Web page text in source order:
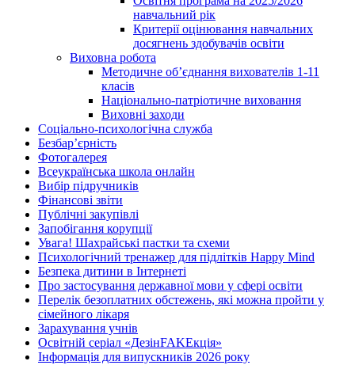
навчальний рік
Критерії оцінювання навчальних
досягнень здобувачів освіти
Виховна робота
Методичне об’єднання вихователів 1-11
класів
Національно-патріотичне виховання
Виховні заходи
Соціально-психологічна служба
Безбар’єрність
Фотогалерея
Всеукраїнська школа онлайн
Вибір підручників
Фінансові звіти
Публічні закупівлі
Запобігання корупції
Увага! Шахрайські пастки та схеми
Психологічний тренажер для підлітків Happy Mind
Безпека дитини в Інтернеті
Про застосування державної мови у сфері освіти
Перелік безоплатних обстежень, які можна пройти у
сімейного лікаря
Зарахування учнів
Освітній серіал «ДезінFAKEкція»
Інформація для випускників 2026 року